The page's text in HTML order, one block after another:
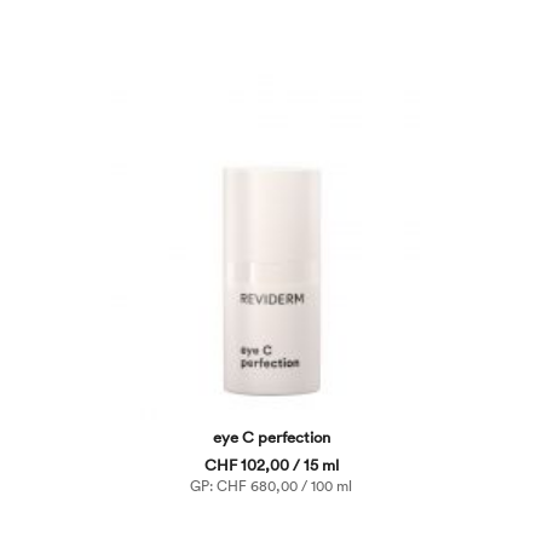
eye C perfection
CHF 102,00 / 15 ml
GP: CHF 680,00 / 100 ml